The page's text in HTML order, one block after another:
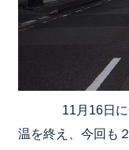
11月16日に一
温を終え、今回も